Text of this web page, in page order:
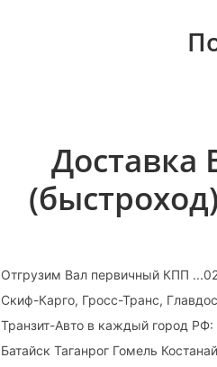
Доставка
Отгрузим Вал первичный КПП
Скиф-Карго, Гросс-Транс,
Транзит-Авто в каждый город
Батайск Таганрог Гомель